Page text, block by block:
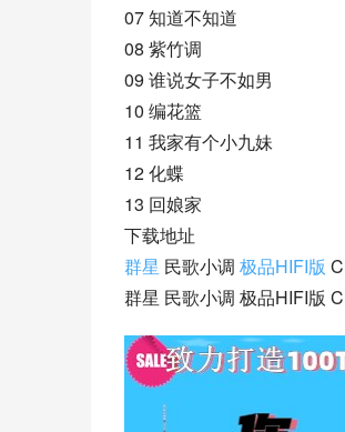
07 知道不知道
08 紫竹调
09 谁说女子不如男
10 编花篮
11 我家有个小九妹
12 化蝶
13 回娘家
下载地址
群星 民歌小调 极品HIFI版
群星 民歌小调 极品HIFI版